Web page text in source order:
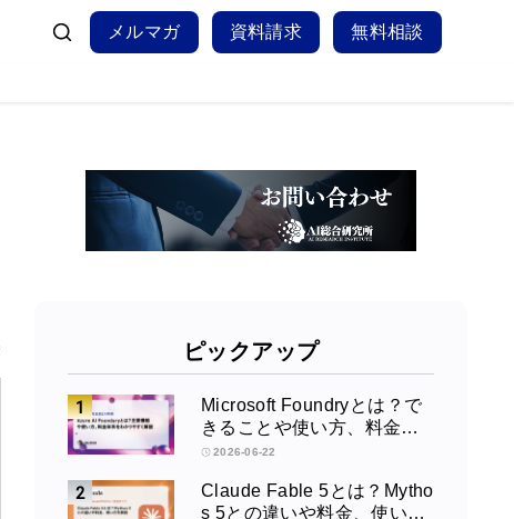
メルマガ 資料請求 無料相談
ピックアップ
Microsoft Foundryとは？で
きることや使い方、料金を
徹底解説！
2026-06-22
Claude Fable 5とは？Mytho
s 5との違いや料金、使い方